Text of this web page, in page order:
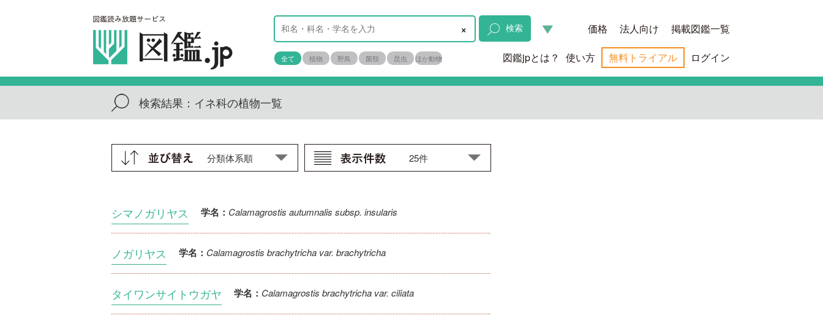
× 検索
全て 植物 野鳥 菌類 昆虫 ほか動物
価格 法人向け 掲載図鑑一覧
図鑑jpとは？ 使い方 無料トライアル ログイン
検索結果： イネ科の植物一覧
シマノガリヤス 学名： Calamagrostis autumnalis subsp. insularis
ノガリヤス 学名： Calamagrostis brachytricha var. brachytricha
タイワンサイトウガヤ 学名： Calamagrostis brachytricha var. ciliata